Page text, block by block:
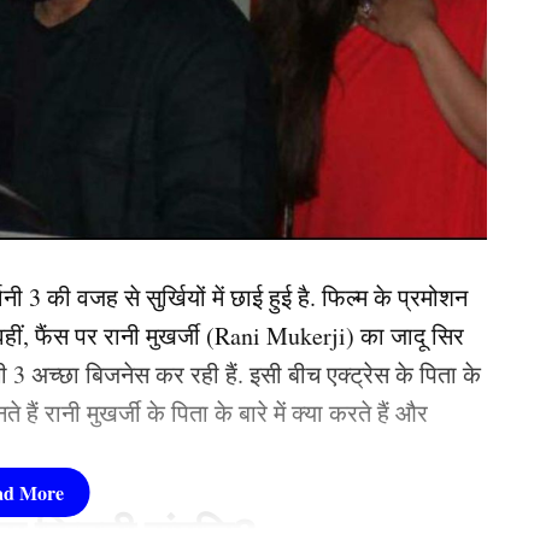
निर्णय लेकर समाज में बिना शादी के भी माता-
दर्शाते हैं कि परिवार की अवधारणा केवल शादी तक
पर आधारित हो सकती है।
बीवी को छोड़ रचाई दूसरी-तीसरी शादी
covering politics, entertainment, and sports. She
and engaging stories that connect with...
वहीं, साल 2013 में आई रोमांटिक फिल्म ‘आशिकी 2’ .
की टॉप एक्ट्रेस बन गई. अब तक शक्ति कपूर की
खूबसूरत? इन 3 बॉलीवुड एक्ट्रेसेस की बेटियों ने लूटी
3 की वजह से सुर्खियों में छाई हुई है. फिल्म के प्रमोशन
फैंस पर रानी मुखर्जी (Rani Mukerji) का जादू सिर
3 अच्छा बिजनेस कर रही हैं. इसी बीच एक्ट्रेस के पिता के
रानी मुखर्जी के पिता के बारे में क्या करते हैं और